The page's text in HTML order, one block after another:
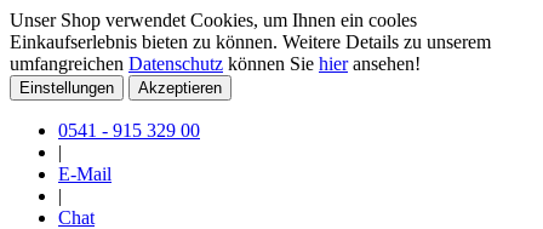
Unser Shop verwendet Cookies, um Ihnen ein cooles
Einkaufserlebnis bieten zu können. Weitere Details zu unserem
umfangreichen Datenschutz können Sie hieransehen!
Einstellungen Akzeptieren
0541 - 915 329 00
|
E-Mail
|
Chat